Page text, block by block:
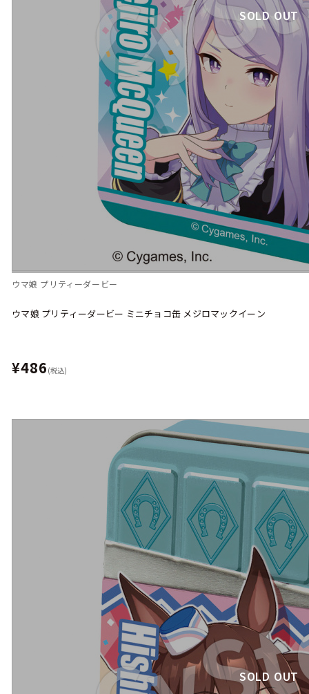
SOLD OUT
ウマ娘 プリティーダービー
ウマ娘 プリティーダービー ミニチョコ缶 メジロマックイーン
¥486 (税込)
SOLD OUT